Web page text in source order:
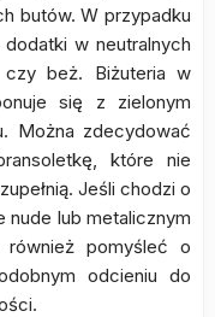
butów. W przypadku
w neutralnych
czy beż. Biżuteria w
się z zielonym
Można zdecydować
które nie
Jeśli chodzi o
nude lub metalicznym
również pomyśleć o
odcieniu do